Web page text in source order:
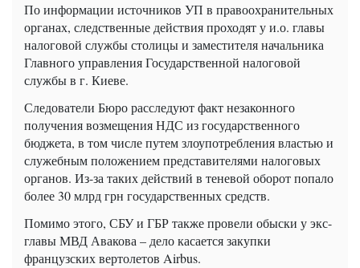
По информации источников УП в правоохранительных
органах, следственные действия проходят у и.о. главы
налоговой службы столицы и заместителя начальника
Главного управления Государственной налоговой
службы в г. Киеве.
Следователи Бюро расследуют факт незаконного
получения возмещения НДС из государственного
бюджета, в том числе путем злоупотребления властью и
служебным положением представителями налоговых
органов. Из-за таких действий в теневой оборот попало
более 30 млрд грн государственных средств.
Помимо этого, СБУ и ГБР также провели обыски у экс-
главы МВД Авакова – дело касается закупки
французских вертолетов Airbus.